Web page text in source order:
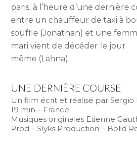
paris, à l’heure d’une dernière
entre un chauffeur de taxi à
souffle (Jonathan) et une
mari vient de décéder le jour
même (Lahna).
UNE DERNIÈRE COURSE
Un film écrit et réalisé par Sergio
19 min – France
Musiques originales Etienne
Prod – Slyks Production – Bolid